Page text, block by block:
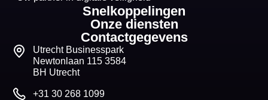
Snelkoppelingen
Onze diensten
Contactgegevens
Utrecht Businesspark
Newtonlaan 115 3584
BH Utrecht
+31 30 268 1099